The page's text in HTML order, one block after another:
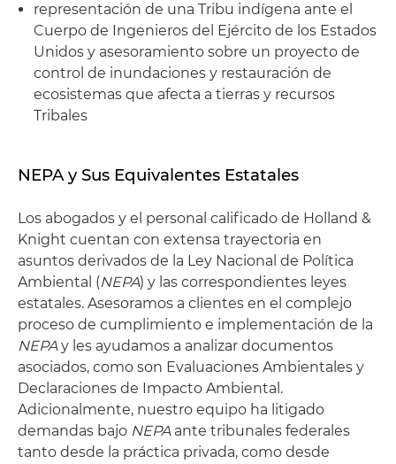
representación de una Tribu indígena ante el
Cuerpo de Ingenieros del Ejército de los Estados
Unidos y asesoramiento sobre un proyecto de
control de inundaciones y restauración de
ecosistemas que afecta a tierras y recursos
Tribales
NEPA y Sus Equivalentes Estatales
Los abogados y el personal calificado de Holland &
Knight cuentan con extensa trayectoria en
asuntos derivados de la Ley Nacional de Política
Ambiental (NEPA) y las correspondientes leyes
estatales. Asesoramos a clientes en el complejo
proceso de cumplimiento e implementación de la
NEPAy les ayudamos a analizar documentos
asociados, como son Evaluaciones Ambientales y
Declaraciones de Impacto Ambiental.
Adicionalmente, nuestro equipo ha litigado
demandas bajo NEPAante tribunales federales
tanto desde la práctica privada, como desde